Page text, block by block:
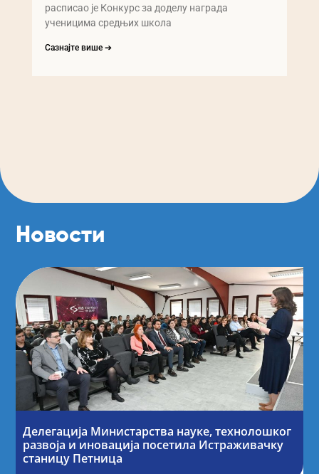
расписао је Конкурс за доделу награда
ученицима средњих школа
Сазнајте више ➔
Новости
Делегација Министарства науке, технолошког
развоја и иновација посетила Истраживачку
станицу Петница